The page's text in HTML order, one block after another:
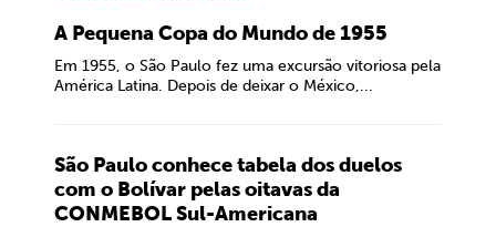
A Pequena Copa do Mundo de 1955
Em 1955, o São Paulo fez uma excursão vitoriosa pela
América Latina. Depois de deixar o México,...
São Paulo conhece tabela dos duelos
com o Bolívar pelas oitavas da
CONMEBOL Sul-Americana